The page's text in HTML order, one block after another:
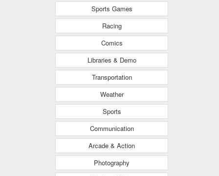
Sports Games
Racing
Comics
Libraries & Demo
Transportation
Weather
Sports
Communication
Arcade & Action
Photography